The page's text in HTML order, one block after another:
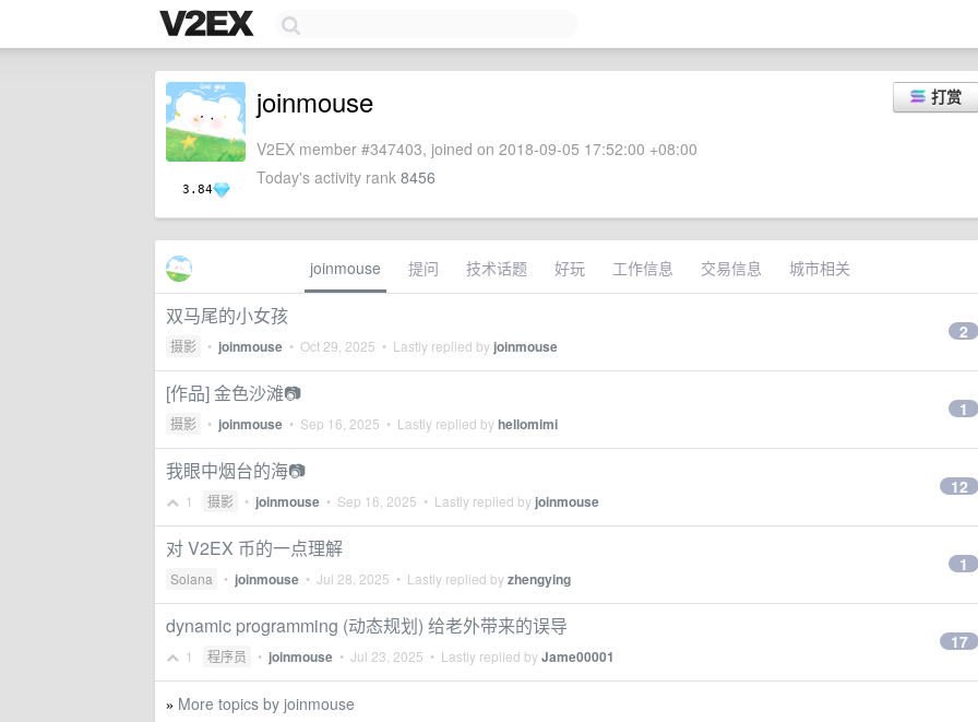
3.84
打赏
joinmouse
V2EX member #347403, joined on 2018-09-05 17:52:00 +08:00
Today's activity rank 8456
joinmouse 提问 技术话题 好玩 工作信息 交易信息 城市相关
双马尾的小女孩
摄影 • joinmouse • Oct 29, 2025 • Lastly replied by joinmouse
2
[作品] 金色沙滩📷
摄影 • joinmouse • Sep 16, 2025 • Lastly replied byhellomimi
1
我眼中烟台的海📷
1 摄影 • joinmouse • Sep 16, 2025 • Lastly replied by joinmouse
12
对 V2EX 币的一点理解
Solana • joinmouse • Jul 28, 2025 • Lastly replied byzhengying
1
dynamic programming (动态规划) 给老外带来的误导
1 程序员 • joinmouse • Jul 23, 2025 • Lastly replied byJame00001
17
» More topics by joinmouse